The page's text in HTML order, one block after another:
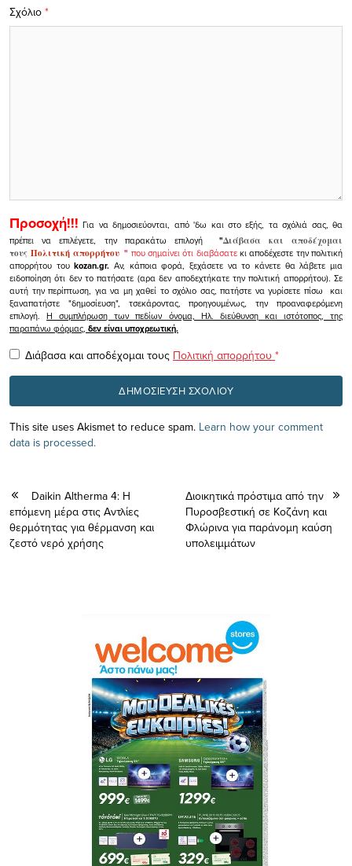
Σχόλιο *
Προσοχή!!! Για να δημοσιεύονται, από 'δω και στο εξής, τα σχόλιά σας, θα
πρέπει να επιλέγετε, την παρακάτω επιλογή
"Διάβασα και αποδέχομαι
τουςΠολιτική απορρήτου" που σημαίνει ότι διαβάσατεκι αποδέχεστε την πολιτική
απορρήτου τουkozan.gr. Αν, κάποια φορά, ξεχάσετε να το κάνετε θα λάβετε μια
ειδοποίηση ότι δεν το πατήσατε (αρα δεν αποδεχτήκατε την πολιτική απορρήτου). Σε
αυτή την περίπτωση, για να μη χαθεί το σχόλιο σας, πατήστε να γυρίσετε πίσω και
ξαναπατήστε "δημοσίευση", τσεκάροντας, προηγουμένως, την προαναφερόμενη
επιλογή.Η συμπλήρωση των πεδίων όνομα, Ηλ. διεύθυνση και ιστότοπος, της
παραπάνω φόρμας, δεν είναι υποχρεωτική.
Διάβασα και αποδέχομαι τους Πολιτική απορρήτου *
This site uses Akismet to reduce spam. Learn how your comment
data is processed.
Daikin Altherma 4: Η
επόμενη μέρα στις Αντλίες
θερμότητας για θέρμανση και
ζεστό νερό χρήσης
Διοικητικά πρόστιμα από την
Πυροσβεστική σε Κοζάνη και
Φλώρινα για παράνομη καύση
υπολειμμάτων